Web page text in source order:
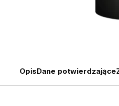
OpisDane potwierdzające